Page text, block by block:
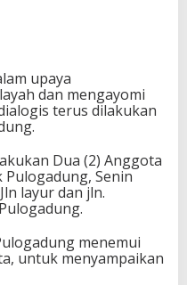
upaya
dan mengayomi
terus dilakukan
Dua (2) Anggota
Pulogadung, Senin
layur dan jln.
menemui
untuk menyampaikan